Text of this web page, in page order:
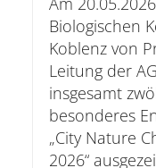
Biologischen
Koblenz von
Leitung der
insgesamt
besonderes
„City Nature
2026“